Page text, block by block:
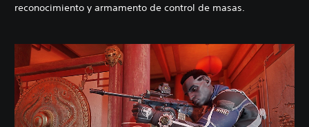
reconocimiento y armamento de control de masas.